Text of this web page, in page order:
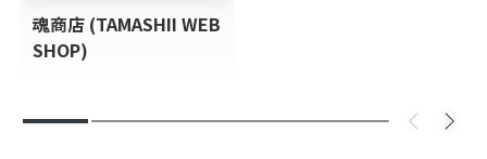
魂商店 (TAMASHII WEB
SHOP)